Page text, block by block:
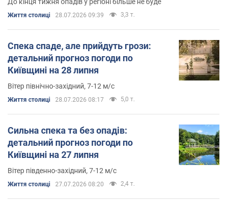
Життя столиці 28.07.2026 09:39 3,3 т.
Спека спаде, але прийдуть грози:
детальний прогноз погоди по
Київщині на 28 липня
Вітер північно-західний, 7-12 м/с
Життя столиці 28.07.2026 08:17 5,0 т.
Сильна спека та без опадів:
детальний прогноз погоди по
Київщині на 27 липня
Вітер південно-західний, 7-12 м/с
Життя столиці 27.07.2026 08:20 2,4 т.